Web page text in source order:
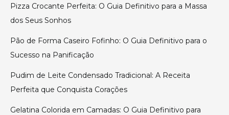
Pizza Crocante Perfeita: O Guia Definitivo para a Massa
dos Seus Sonhos
Pão de Forma Caseiro Fofinho: O Guia Definitivo para o
Sucesso na Panificação
Pudim de Leite Condensado Tradicional: A Receita
Perfeita que Conquista Corações
Gelatina Colorida em Camadas: O Guia Definitivo para